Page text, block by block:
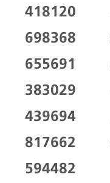
418120
698368
655691
383029
439694
817662
594482